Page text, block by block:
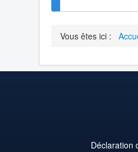
Vous êtes ici :
Déclaration